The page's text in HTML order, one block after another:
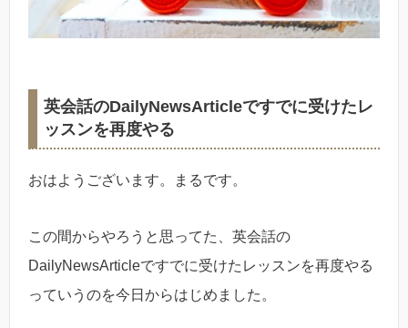
英会話のDailyNewsArticleですでに受けたレ
ッスンを再度やる
おはようございます。まるです。
この間からやろうと思ってた、英会話の
DailyNewsArticleですでに受けたレッスンを再度やる
っていうのを今日からはじめました。